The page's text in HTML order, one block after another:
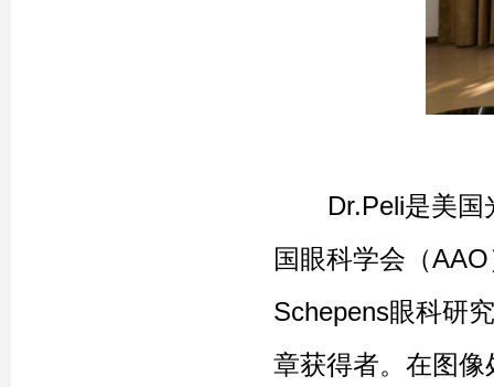
Dr.Peli是美国光
国眼科学会（
Schepens眼科研
章获得者。在图